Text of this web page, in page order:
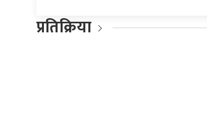
प्रतिक्रिया